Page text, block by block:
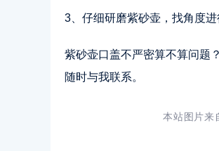
3、仔细研磨紫砂壶，找角度
紫砂壶口盖不严密算不算问题
随时与我联系。
本站图片来